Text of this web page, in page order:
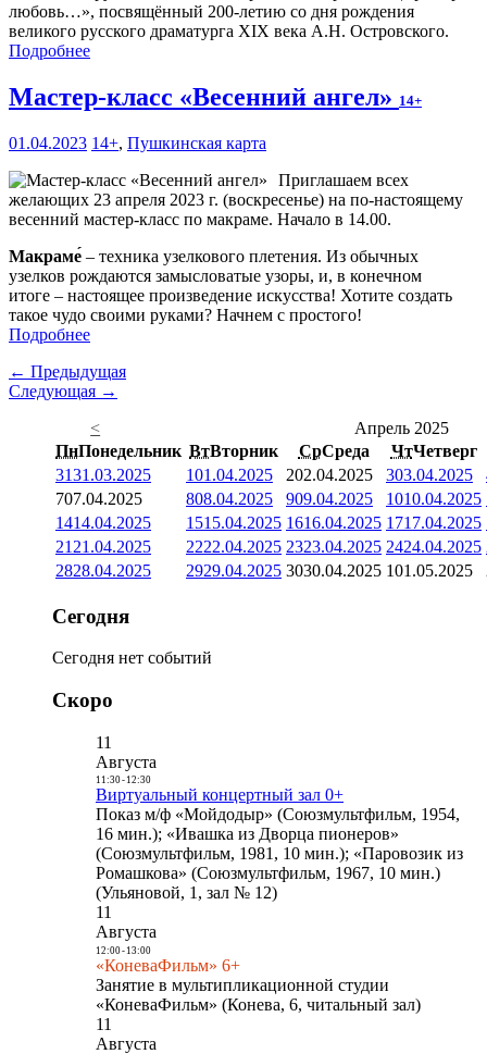
любовь…», посвящённый 200-летию со дня рождения
великого русского драматурга XIX века А.Н. Островского.
Подробнее
Мастер-класс «Весенний ангел» 14+
01.04.2023 14+, Пушкинская карта
Приглашаем всех
желающих 23 апреля 2023 г. (воскресенье) на по-настоящему
весенний мастер-класс по макраме. Начало в 14.00.
Макраме́ – техника узелкового плетения. Из обычных
узелков рождаются замысловатые узоры, и, в конечном
итоге – настоящее произведение искусства! Хотите создать
такое чудо своими руками? Начнем с простого!
Подробнее
← Предыдущая
Следующая →
<
Апрель 2025
ПнПонедельник ВтВторник СрСреда ЧтЧетверг
3131.03.2025 101.04.2025 202.04.2025 303.04.2025
707.04.2025 808.04.2025 909.04.2025 1010.04.2025
1414.04.2025 1515.04.2025 1616.04.2025 1717.04.2025
21 21.04.2025 2222.04.2025 2323.04.2025 2424.04.2025
2828.04.2025 2929.04.2025 3030.04.2025 101.05.2025
Сегодня
Сегодня нет событий
Скоро
11
Августа
11:30- 12:30
Виртуальный концертный зал 0+
Показ м/ф «Мойдодыр» (Союзмультфильм, 1954,
16 мин.); «Ивашка из Дворца пионеров»
(Союзмультфильм, 1981, 10 мин.); «Паровозик из
Ромашкова» (Союзмультфильм, 1967, 10 мин.)
(Ульяновой, 1, зал № 12)
11
Августа
12:00- 13:00
«КоневаФильм» 6+
Занятие в мультипликационной студии
«КоневаФильм» (Конева, 6, читальный зал)
11
Августа